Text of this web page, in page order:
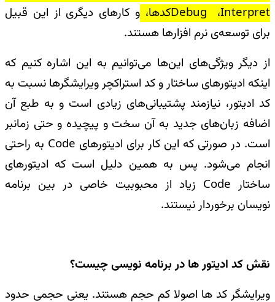
Interpret، Debugکدها،و کارهای دیگری از این قبیل
برای توسعه‌ی نرم افزارها هستند.
از دیگر ویژگی‌های این‌ها می‌توانیم به این اشاره کنیم که
اینکه ادیتورهای ساختار و کد استراکچر ویرایشگرها نسبت به
کد ادیتور، نیازمند پشتیبانی‌های زیادی است و به طبع آن
اضافه زبان‌های جدید به آن سخت و پیچیده و حتی زمانبر
است. در صورتی که این کار برای ادیتورهای Code به راحتی
انجام می‌شود. پس به همین دلیل است که ادیتورهای
ساختار Code زیاد از محبوبیت خاصی در بین برنامه
نویسان برخوردار نیستند.
نقش کد ادیتور ها در برنامه نویسی چیست؟
ویرایشگر کد ها اصولا کم حجم هستند. یعنی حجمی حدود